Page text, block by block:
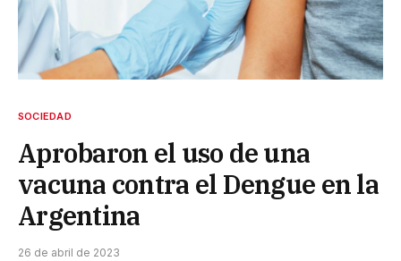
SOCIEDAD
Aprobaron el uso de una
vacuna contra el Dengue en la
Argentina
26 de abril de 2023